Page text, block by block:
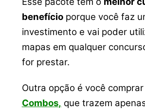
benefícioporque você faz
investimento e vai poder
mapas em qualquer
for prestar.
Outra opção é você
Combos, que trazem